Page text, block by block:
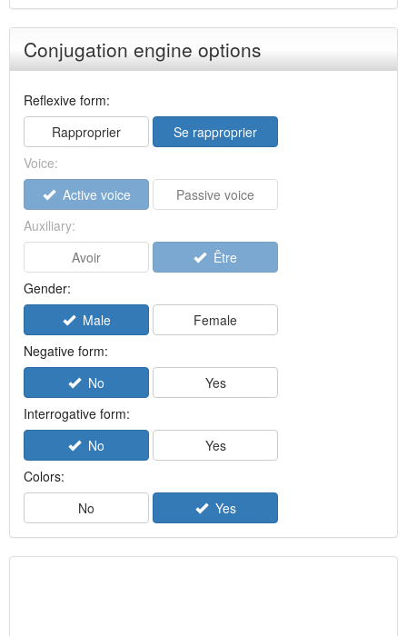
Conjugation engine options
Reflexive form:
Rapproprier
Se rapproprier
Voice:
Active voice
Passive voice
Auxiliary:
Avoir
Être
Gender:
Male
Female
Negative form:
No
Yes
Interrogative form:
No
Yes
Colors:
No
Yes